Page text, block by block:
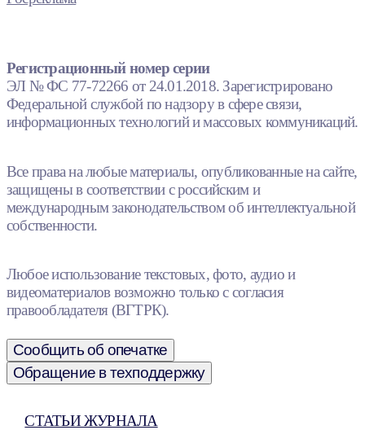
Регистрационный номер серии
ЭЛ № ФС 77-72266 от 24.01.2018. Зарегистрировано
Федеральной службой по надзору в сфере связи,
информационных технологий и массовых коммуникаций.
Все права на любые материалы, опубликованные на сайте,
защищены в соответствии с российским и
международным законодательством об интеллектуальной
собственности.
Любое использование текстовых, фото, аудио и
видеоматериалов возможно только с согласия
правообладателя (ВГТРК).
Сообщить об опечатке
Обращение в техподдержку
СТАТЬИ ЖУРНАЛА